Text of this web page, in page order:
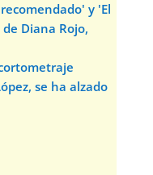
y 'El
Diana Rojo,
se ha alzado